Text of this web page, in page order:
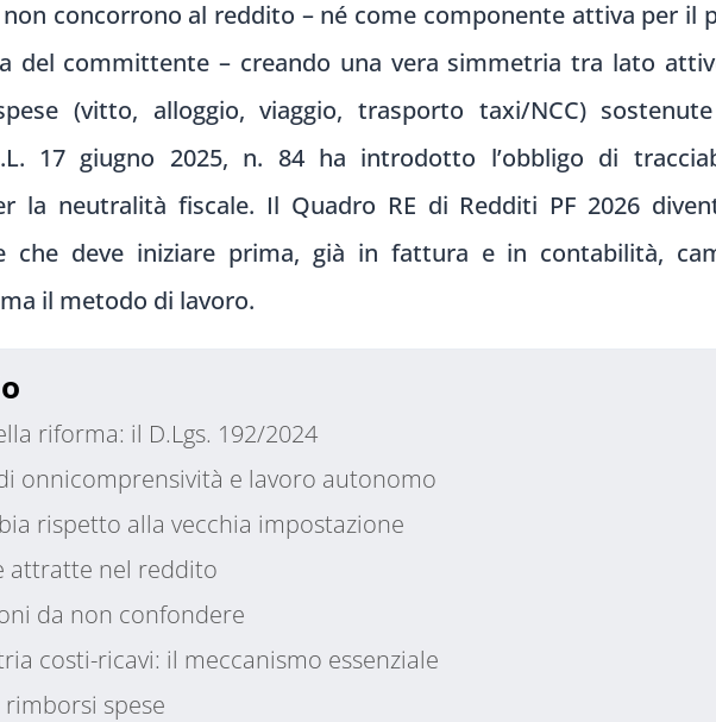
concorrono al reddito – né come componente attiva per il
del committente – creando una vera simmetria tra lato
(vitto, alloggio, viaggio, trasporto taxi/NCC)
17 giugno 2025, n. 84 ha introdotto l’obbligo di
la neutralità fiscale. Il Quadro RE di Redditi PF 2026
che deve iniziare prima, già in fattura e in contabilità,
il metodo di lavoro.
riforma: il D.Lgs. 192/2024
onnicomprensività e lavoro autonomo
rispetto alla vecchia impostazione
attratte nel reddito
da non confondere
costi-ricavi: il meccanismo essenziale
rimborsi spese